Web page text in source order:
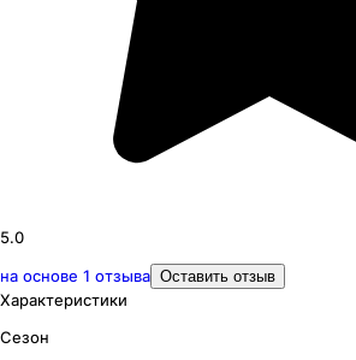
5.0
на основе 1 отзыва Оставить отзыв
Характеристики
Сезон